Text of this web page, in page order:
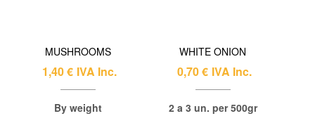
MUSHROOMS
1,40€ IVA Inc.
By weight
WHITE ONION
0,70€ IVA Inc.
2 a 3 un. per 500gr